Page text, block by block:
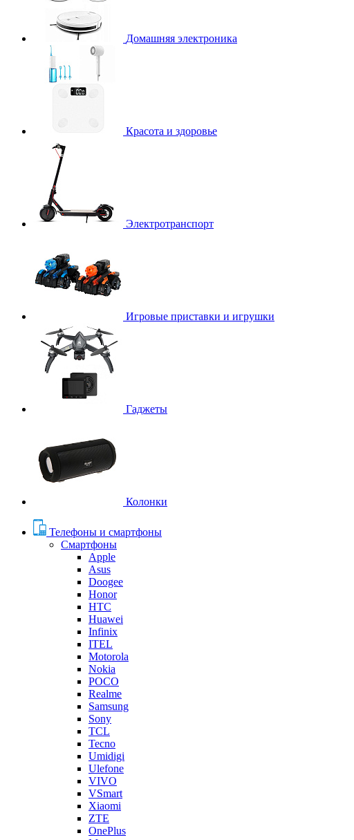
Домашняя электроника
Красота и здоровье
Электротранспорт
Игровые приставки и игрушки
Гаджеты
Колонки
Телефоны и смартфоны
Смартфоны
Apple
Asus
Doogee
Honor
HTC
Huawei
Infinix
ITEL
Motorola
Nokia
POCO
Realme
Samsung
Sony
TCL
Tecno
Umidigi
Ulefone
VIVO
VSmart
Xiaomi
ZTE
OnePlus